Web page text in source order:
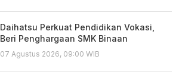
Daihatsu Perkuat Pendidikan Vokasi,
Beri Penghargaan SMK Binaan
07 Agustus 2026, 09:00 WIB